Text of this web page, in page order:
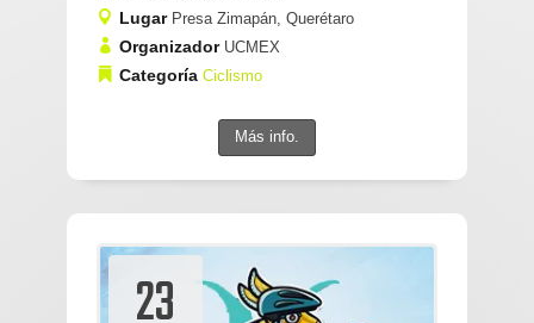
Lugar Presa Zimapán, Querétaro
Organizador UCMEX
Categoría Ciclismo
Más info.
23